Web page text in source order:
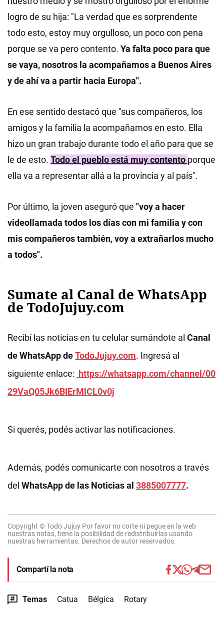
logro de su hija: "La verdad que es sorprendente
todo esto, estoy muy orgulloso, un poco con pena
porque se va pero contento. Ya falta poco para que
se vaya, nosotros la acompañamos a Buenos Aires
y de ahí va a partir hacia Europa".
En ese sentido destacó que "sus compañeros, los
amigos y la familia la acompañamos en esto. Ella
hizo un gran trabajo durante todo el año para que se
le de esto. Todo el pueblo está muy contento porque
ella va a representar allá a la provincia y al país".
Por último, la joven aseguró que "voy a hacer
videollamada todos los días con mi familia y con
mis compañeros también, voy a extrañarlos mucho
a todos".
Sumate al Canal de WhatsApp
de TodoJujuy.com
Recibí las noticias en tu celular sumándote al Canal
de WhatsApp deTodoJujuy.com. Ingresá al
siguiente enlace: https://whatsapp.com/channel/00
29VaQ05Jk6BIErMlCL0v0j
Si querés, podés activar las notificaciones.
Además, podés comunicarte con nosotros a través
del WhatsApp de las Noticias al 3885007777.
Copyright © Todo Jujuy Por favor no corte ni pegue en la web
nuestras notas, tiene la posibilidad de redistribuirlas usando
nuestras herramientas. Derechos de autor reservados.
Compartí la nota
Temas Catua Bélgica Rotary